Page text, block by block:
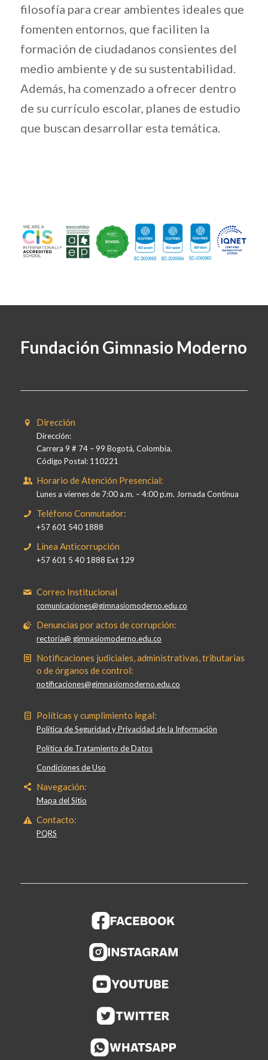
filosofía para crear ambientes ideales que
fomenten entornos, que faciliten la
formación de ciudadanos consientes del
medio ambiente y de su sustentabilidad.
Además, ha comenzado a ofrecer dentro
de su currículo escolar, planes de estudio
que buscan desarrollar esta temática.
Fundación Gimnasio Moderno
Dirección
Dirección:
Carrera 9 # 74 – 99 Bogotá, Colombia.
Código Postal: 110221
Horario de Atención Presencial:
Lunes a viernes de 7:00 a.m. – 4:00 p.m. Jornada Continua
Teléfono Conmutador:
+57 601 540 1888
Línea Anticorrupción
+57 601 5 40 1888 Ext 129
Correo Institucional
comunicaciones@gimnasiomoderno.edu.co
Denuncias por actos de corrupción:
rectoria@ gimnasiomoderno.edu.co
Notificaciones judiciales, administrativas, tributarias
o de órganos de control:
notificaciones@gimnasiomoderno.edu.co
Políticas y cumplimiento legal:
Política de Seguridad y Privacidad de la Información
Política de Tratamiento de Datos
Condiciones de Uso
Navegación:
Mapa del Sitio
Contacto:
PQRS